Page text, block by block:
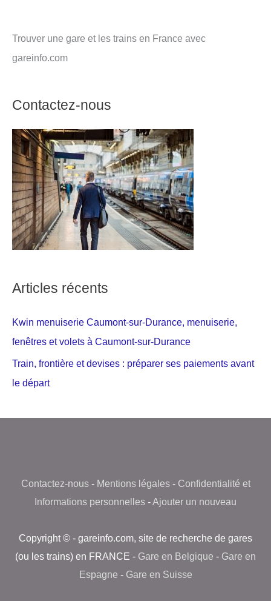
Trouver une gare et les trains en France avec
gareinfo.com
Contactez-nous
Articles récents
Kwin menuiserie Caumont-sur-Durance, menuiserie,
fenêtres et volets à Caumont-sur-Durance
Train, frontière et devises : préparer ses paiements avant
le départ
Contactez-nous- Mentions légales- Confidentialité et
Informations personnelles -Ajouter un nouveau
Copyright © - gareinfo.com, site de recherche de gares
(ou les trains) en FRANCE - Gare en Belgique - Gare en
Espagne - Gare en Suisse